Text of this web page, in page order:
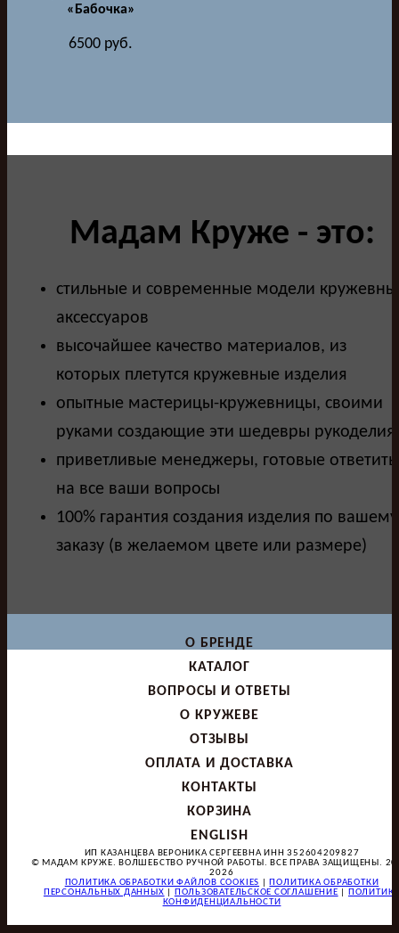
«Бабочка»
6500 руб.
Мадам Круже - это:
стильные и современные модели
аксессуаров
высочайшее качество материалов, из
которых плетутся кружевные изделия
опытные мастерицы-кружевницы, своими
руками создающие эти шедевры рукоделия
приветливые менеджеры, готовые ответить
на все ваши вопросы
100% гарантия создания изделия по вашему
заказу (в желаемом цвете или размере)
О БРЕНДЕ
КАТАЛОГ
ВОПРОСЫ И ОТВЕТЫ
О КРУЖЕВЕ
ОТЗЫВЫ
ОПЛАТА И ДОСТАВКА
КОНТАКТЫ
КОРЗИНА
ENGLISH
ИП КАЗАНЦЕВА ВЕРОНИКА СЕРГЕЕВНА ИНН 352604209827
© МАДАМ КРУЖЕ. ВОЛШЕБСТВО РУЧНОЙ РАБОТЫ. ВСЕ ПРАВА ЗАЩИЩЕНЫ.
2026
ПОЛИТИКА ОБРАБОТКИ ФАЙЛОВ COOKIES
ПОЛИТИКА ОБРАБОТКИ
ПЕРСОНАЛЬНЫХ ДАННЫХ
ПОЛЬЗОВАТЕЛЬСКОЕ СОГЛАШЕНИЕ
КОНФИДЕНЦИАЛЬНОСТИ